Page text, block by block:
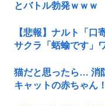
とバトル勃発ｗｗｗ
【悲報】ナルト「口
サクラ「蛞蝓です」
猫だと思ったら… 消
キャットの赤ちゃん！